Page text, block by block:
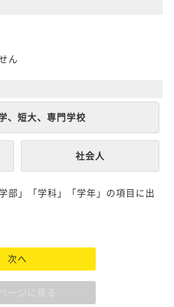
ん
、短大、専門学校
社会人
部」「学科」「学年」の項目に出
次へ
ージに戻る